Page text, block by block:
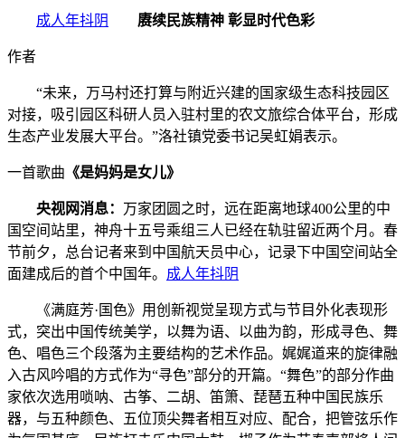
成人年抖阴 赓续民族精神 彰显时代色彩
作者
“未来，万马村还打算与附近兴建的国家级生态科技园区
对接，吸引园区科研人员入驻村里的农文旅综合体平台，形成
生态产业发展大平台。”洛社镇党委书记吴虹娟表示。
一首歌曲 《是妈妈是女儿》
央视网消息： 万家团圆之时，远在距离地球400公里的中
国空间站里，神舟十五号乘组三人已经在轨驻留近两个月。春
节前夕，总台记者来到中国航天员中心，记录下中国空间站全
面建成后的首个中国年。 成人年抖阴
《满庭芳·国色》用创新视觉呈现方式与节目外化表现形
式，突出中国传统美学，以舞为语、以曲为韵，形成寻色、舞
色、唱色三个段落为主要结构的艺术作品。娓娓道来的旋律融
入古风吟唱的方式作为“寻色”部分的开篇。“舞色”的部分作曲
家依次选用唢呐、古筝、二胡、笛箫、琵琶五种中国民族乐
器，与五种颜色、五位顶尖舞者相互对应、配合，把管弦乐作